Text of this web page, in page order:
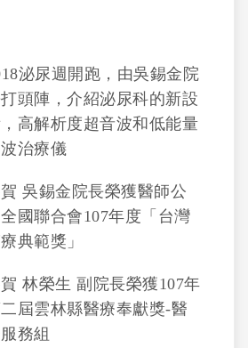
泌尿週開跑，由吳錫金院
頭陣，介紹泌尿科的新設
高解析度超音波和低能量
治療儀
吳錫金院長榮獲醫師公
國聯合會107年度「台灣
典範獎」
林榮生 副院長榮獲107年
屆雲林縣醫療奉獻獎-醫
務組